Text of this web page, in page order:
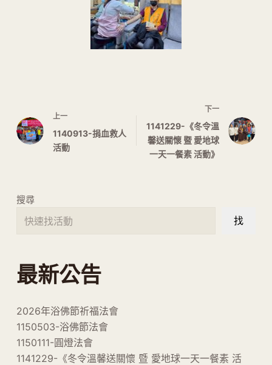
上一
1140913-捐血救人
活動
下一
1141229-《冬令溫
馨送關懷 暨 愛地球
一天一餐素 活動》
搜尋
找
最新公告
2026年浴佛節祈福法會
1150503-浴佛節法會
1150111-圓燈法會
1141229-《冬令溫馨送關懷 暨 愛地球一天一餐素 活